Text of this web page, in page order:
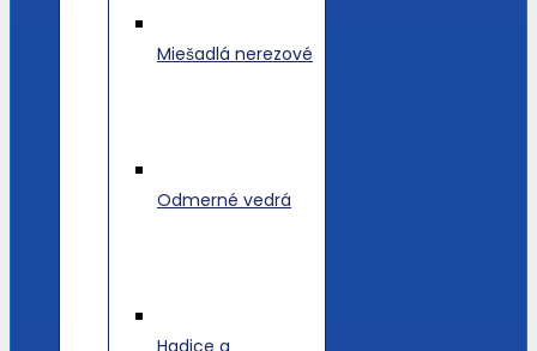
Miešadlá nerezové
Odmerné vedrá
Hadice a